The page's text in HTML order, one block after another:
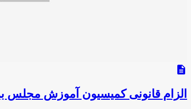
description
الزام قانونی کمیسیون آموزش مجلس